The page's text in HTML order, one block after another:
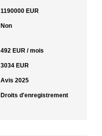
1190000 EUR
Non
492 EUR / mois
3034 EUR
Avis 2025
Droits d'enregistrement